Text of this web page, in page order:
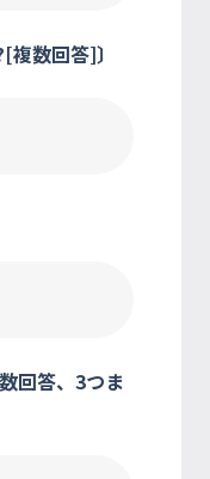
数回答]〕
回答、3つま